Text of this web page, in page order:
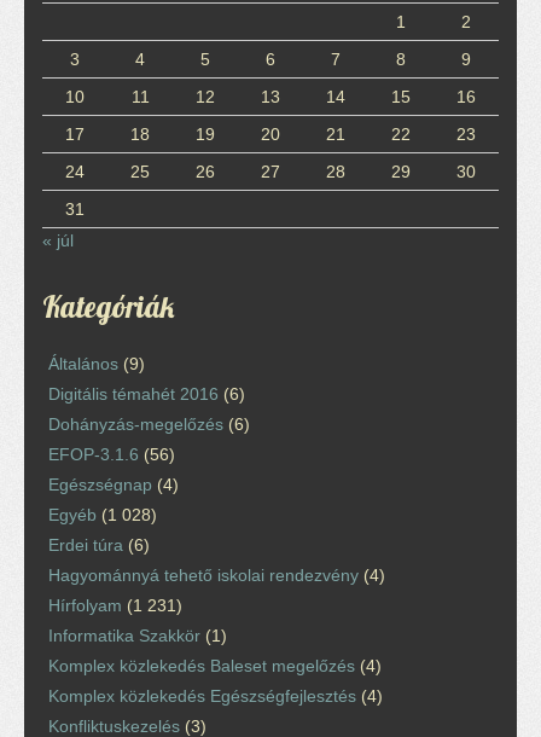
1
2
3
4 5 6 7 8
9
10
11 12 13 14 15
16
17
18 19 20 21 22
23
24
25 26 27 28 29
30
31
« júl
Kategóriák
Általános (9)
Digitális témahét 2016 (6)
Dohányzás-megelőzés (6)
EFOP-3.1.6 (56)
Egészségnap (4)
Egyéb (1 028)
Erdei túra (6)
Hagyománnyá tehető iskolai rendezvény (4)
Hírfolyam (1 231)
Informatika Szakkör (1)
Komplex közlekedés Baleset megelőzés (4)
Komplex közlekedés Egészségfejlesztés (4)
Konfliktuskezelés (3)